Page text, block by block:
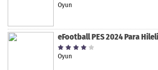
Oyun
Oyun